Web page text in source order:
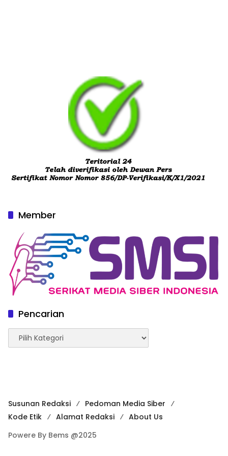
Member
Pencarian
Pencarian
Susunan Redaksi
Pedoman Media Siber
Kode Etik
Alamat Redaksi
About Us
Powere By Bems @2025